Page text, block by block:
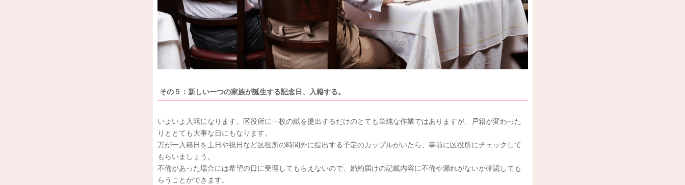
その５：新しい一つの家族が誕生する記念日、入籍する。
いよいよ入籍になります。区役所に一枚の紙を提出するだけのとても単純な作業ではありますが、戸籍が変わった
りととても大事な日にもなります。
万が一入籍日を土日や祝日など区役所の時間外に提出する予定のカップルがいたら、事前に区役所にチェックして
もらいましょう。
不備があった場合には希望の日に受理してもらえないので、婚約届けの記載内容に不備や漏れがないか確認しても
らうことができます。